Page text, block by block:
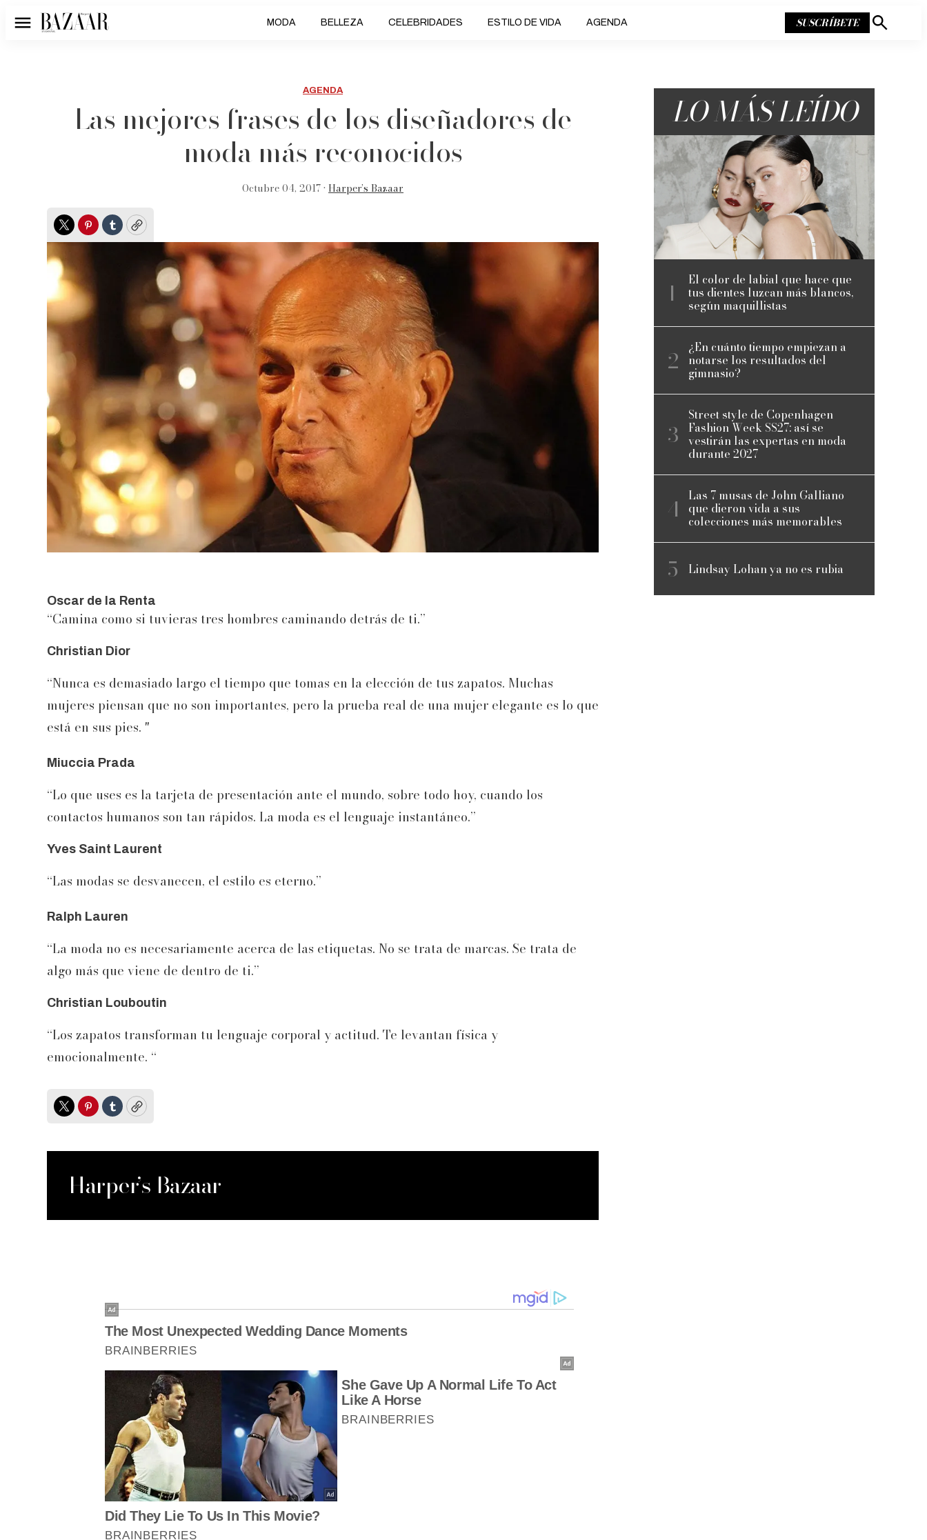
Menú MODA BELLEZA CELEBRIDADES ESTILO DE VIDA AGENDA SUSCRÍBETE
Mostrar
AGENDA
Las mejores frases de los diseñadores de
moda más reconocidos
Octubre 04, 2017 • Harper’s Bazaar
TwitterPinterest
TumblrCopy
Oscar de la Renta
“Camina como si tuvieras tres hombres caminando detrás de ti.”
Christian Dior
“Nunca es demasiado largo el tiempo que tomas en la elección de tus zapatos. Muchas
mujeres piensan que no son importantes, pero la prueba real de una mujer elegante es lo que
está en sus pies. "
Miuccia Prada
“Lo que uses es la tarjeta de presentación ante el mundo, sobre todo hoy, cuando los
contactos humanos son tan rápidos. La moda es el lenguaje instantáneo.”
Yves Saint Laurent
“Las modas se desvanecen, el estilo es eterno.”
Ralph Lauren
“La moda no es necesariamente acerca de las etiquetas. No se trata de marcas. Se trata de
algo más que viene de dentro de ti.”
Christian Louboutin
“Los zapatos transforman tu lenguaje corporal y actitud. Te levantan física y
emocionalmente. “
TwitterPinterest
TumblrCopy
Harper’s Bazaar
LO MÁS LEÍDO
El color de labial que hace que
tus dientes luzcan más blancos,
según maquillistas
¿En cuánto tiempo empiezan a
notarse los resultados del
gimnasio?
Street style de Copenhagen
Fashion Week SS27: así se
vestirán las expertas en moda
durante 2027
Las 7 musas de John Galliano
que dieron vida a sus
colecciones más memorables
Lindsay Lohan ya no es rubia